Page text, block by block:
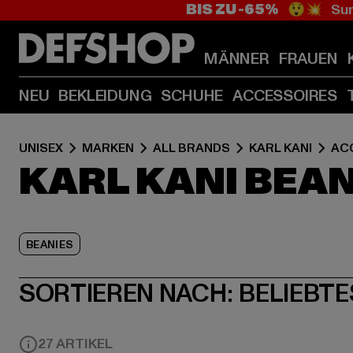
BIS ZU -65% 😲💥
MÄNNER FRAUEN
NEU BEKLEIDUNG SCHUHE ACCESSOIRES
UNISEX MARKEN ALL BRANDS KARL KANI
KARL KANI
BEANIES
SORTIEREN NACH:
27 ARTIKEL